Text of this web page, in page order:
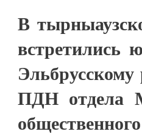
В
встретились
ПДН отдела